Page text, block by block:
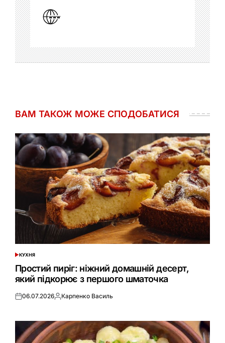
ВАМ ТАКОЖ МОЖЕ СПОДОБАТИСЯ
ОПУБЛІКУВАТИ
У
КУХНЯ
Простий пиріг: ніжний домашній десерт,
який підкорює з першого шматочка
Оприлюднено
06.07.2026Опубліковано
Карпенко Василь